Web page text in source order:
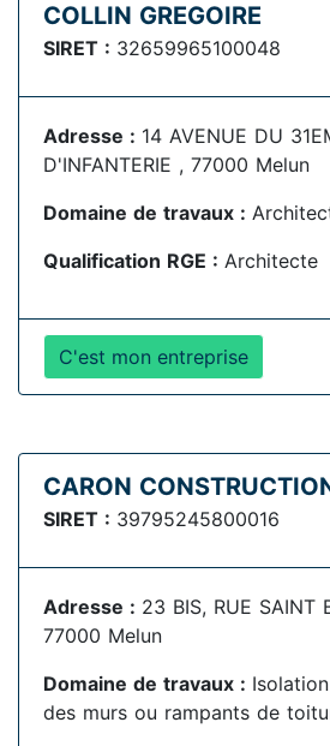
COLLIN GREGOIRE
SIRET : 32659965100048
Adresse : 14 AVENUE DU
D'INFANTERIE , 77000 Melun
Domaine de travaux :
Qualification RGE : Architecte
C'est mon entreprise
CARON
SIRET : 39795245800016
Adresse : 23 BIS, RUE SAINT
77000 Melun
Domaine de travaux :
des murs ou rampants de